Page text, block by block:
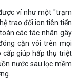
ví như một "trạm
trao đổi ion tiên tiến
các tác nhân gây
cặn vôi trên mọi
cấp giúp hấp thụ triệt
nước sau lọc mềm